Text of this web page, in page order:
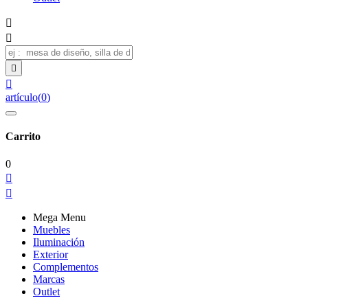




artículo(0)
Carrito
0


Mega Menu
Muebles
Iluminación
Exterior
Complementos
Marcas
Outlet